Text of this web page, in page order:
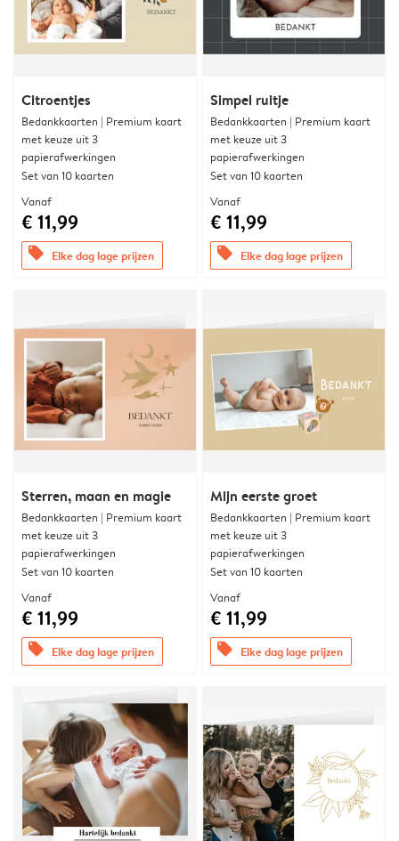
Citroentjes
Bedankkaarten | Premium kaart
met keuze uit 3
papierafwerkingen
Set van 10 kaarten
Vanaf
€ 11,99
offers Elke dag lage prijzen
Simpel ruitje
Bedankkaarten | Premium kaart
met keuze uit 3
papierafwerkingen
Set van 10 kaarten
Vanaf
€ 11,99
offers Elke dag lage prijzen
Sterren, maan en magie
Bedankkaarten | Premium kaart
met keuze uit 3
papierafwerkingen
Set van 10 kaarten
Vanaf
€ 11,99
offers Elke dag lage prijzen
Mijn eerste groet
Bedankkaarten | Premium kaart
met keuze uit 3
papierafwerkingen
Set van 10 kaarten
Vanaf
€ 11,99
offers Elke dag lage prijzen